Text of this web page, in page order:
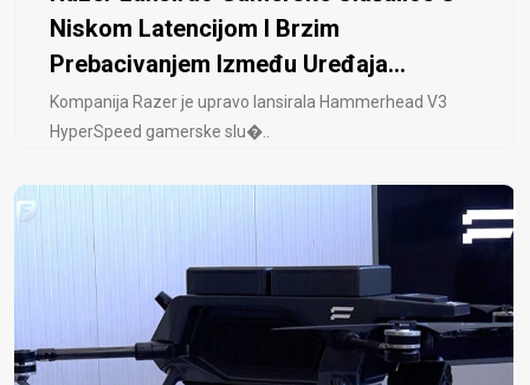
Niskom Latencijom I Brzim
Prebacivanjem Između Uređaja...
Kompanija Razer je upravo lansirala Hammerhead V3
HyperSpeed ​​gamerske slu�..